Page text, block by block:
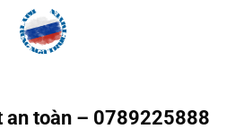
an toàn – 0789225888